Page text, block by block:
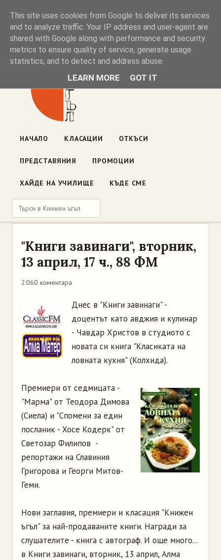
Книжен ъгъл
Блог на книжарницата — класации, откъси, нови книги
ул. „Оборище" 117, София· пон–пет 10:00–19:00 ·
НАЧАЛО КЛАСАЦИИ ОТКЪСИ
ПРЕДСТАВЯНИЯ ПРОМОЦИИ
ХАЙДЕ НА УЧИЛИЩЕ КЪДЕ СМЕ
"Книги завинаги", вторник,
13 април, 17 ч., 88 ФМ
2:060 коментара
Днес в "Книги завинаги" -
доцентът като авджия и кулинар
- Чавдар Христов в студиото с
новата си книга "Класиката на
ловната кухня" (Колхида).
Премиери от седмицата -
"Марма" от Теодора Димова
(Сиела) и "Спомени за един
посланик - Хосе Кодерк" от
Светозар Филипов -
репортажи на Славиния
Григорова и Георги Митов-
Геми.
Нови заглавия, премиери и класация "Книжен
ъгъл" за най-продаваните книги. Награди за
слушателите - книга с автограф. И още много...
в Книги завинаги, вторник, 13 април, Алма
This site uses cookies from Google to deliver its services
and to analyze traffic. Your IP address and user-agent are
shared with Google along with performance and security
metrics to ensure quality of service, generate usage
statistics, and to detect and address abuse.
LEARN MORE GOT IT